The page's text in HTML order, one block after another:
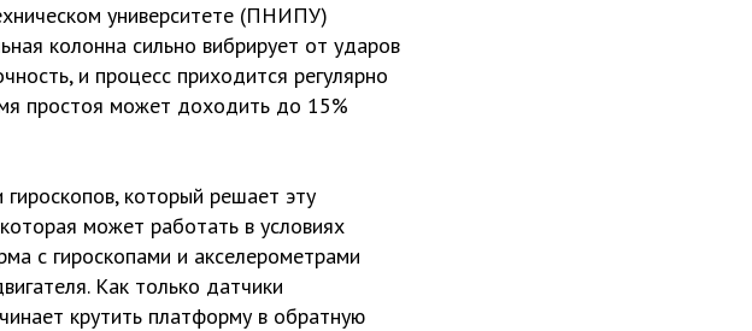
университете (ПНИПУ)
колонна сильно вибрирует от ударов
и процесс приходится регулярно
простоя может доходить до 15%
который решает эту
может работать в условиях
с гироскопами и акселерометрами
Как только датчики
крутить платформу в обратную